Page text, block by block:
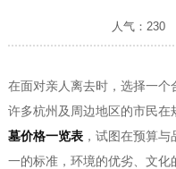
人气：230
在面对亲人离去时，选择一个
许多杭州及周边地区的市民
墓价格一览表，试图在预算与
一的标准，环境的优劣、文